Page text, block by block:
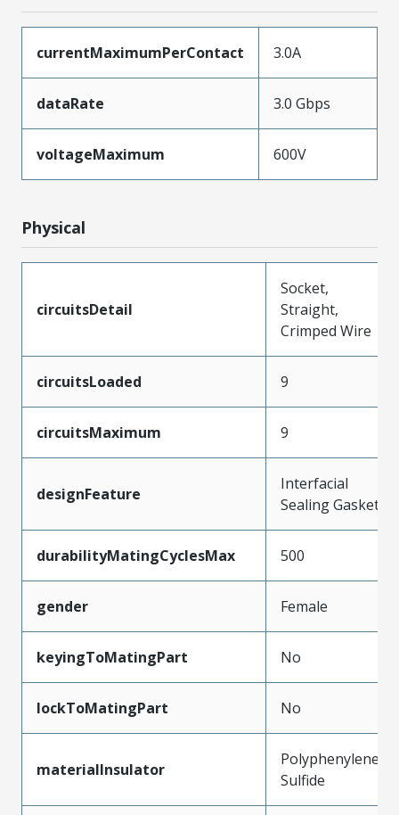
currentMaximumPerContact 3.0A
dataRate 3.0 Gbps
voltageMaximum 600V
Physical
circuitsDetail
Socket,
Straight,
Crimped Wire
circuitsLoaded 9
circuitsMaximum 9
designFeature
Interfacial
Sealing Gasket
durabilityMatingCyclesMax 500
gender Female
keyingToMatingPart No
lockToMatingPart No
materialInsulator
Polyphenylene
Sulfide